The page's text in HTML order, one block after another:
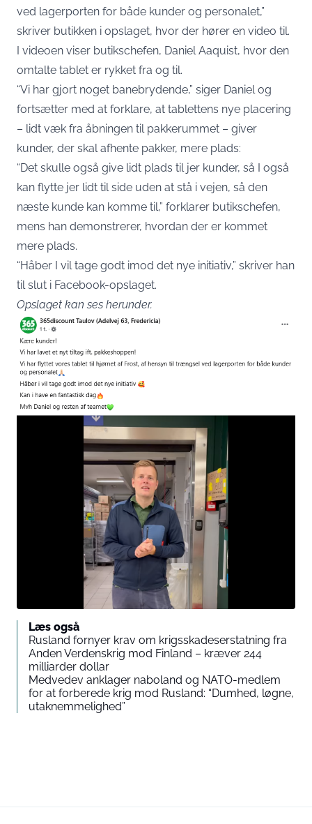
ved lagerporten for både kunder og personalet,”
skriver butikken i opslaget, hvor der hører en video til.
I videoen viser butikschefen, Daniel Aaquist, hvor den
omtalte tablet er rykket fra og til.
“Vi har gjort noget banebrydende,” siger Daniel og
fortsætter med at forklare, at tablettens nye placering
– lidt væk fra åbningen til pakkerummet – giver
kunder, der skal afhente pakker, mere plads:
“Det skulle også give lidt plads til jer kunder, så I også
kan flytte jer lidt til side uden at stå i vejen, så den
næste kunde kan komme til,” forklarer butikschefen,
mens han demonstrerer, hvordan der er kommet
mere plads.
“Håber I vil tage godt imod det nye initiativ,” skriver han
til slut i Facebook-opslaget.
Opslaget kan ses herunder.
Læs også
Rusland fornyer krav om krigsskadeserstatning fra
Anden Verdenskrig mod Finland – kræver 244
milliarder dollar
Medvedev anklager naboland og NATO-medlem
for at forberede krig mod Rusland: “Dumhed, løgne,
utaknemmelighed”